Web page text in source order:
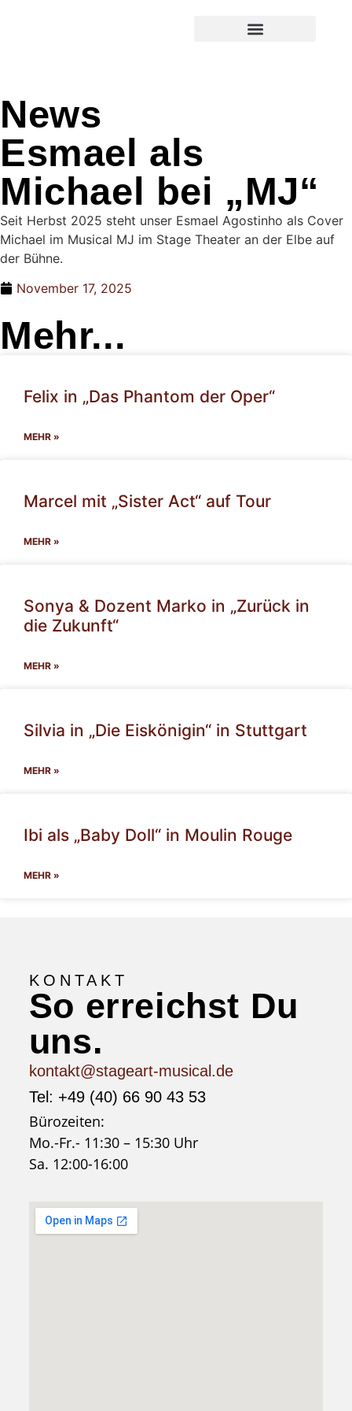
News
Esmael als
Michael bei „MJ“
Seit Herbst 2025 steht unser Esmael Agostinho als Cover
Michael im Musical MJ im Stage Theater an der Elbe auf
der Bühne.
November 17, 2025
Mehr...
Felix in „Das Phantom der Oper“
MEHR »
Marcel mit „Sister Act“ auf Tour
MEHR »
Sonya & Dozent Marko in „Zurück in
die Zukunft“
MEHR »
Silvia in „Die Eiskönigin“ in Stuttgart
MEHR »
Ibi als „Baby Doll“ in Moulin Rouge
MEHR »
KONTAKT
So erreichst Du
uns.
kontakt@stageart-musical.de
Tel: +49 (40) 66 90 43 53
Bürozeiten:
Mo.-Fr.- 11:30 – 15:30 Uhr
Sa. 12:00-16:00